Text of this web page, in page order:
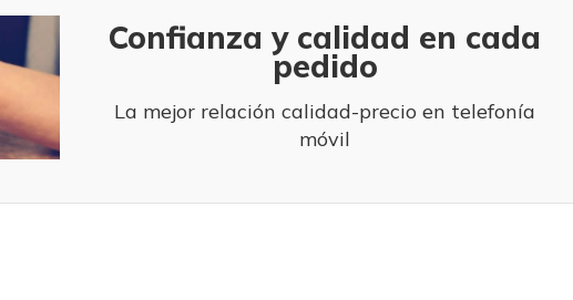
Confianza y calidad en cada
pedido
La mejor relación calidad-precio en telefonía
móvil